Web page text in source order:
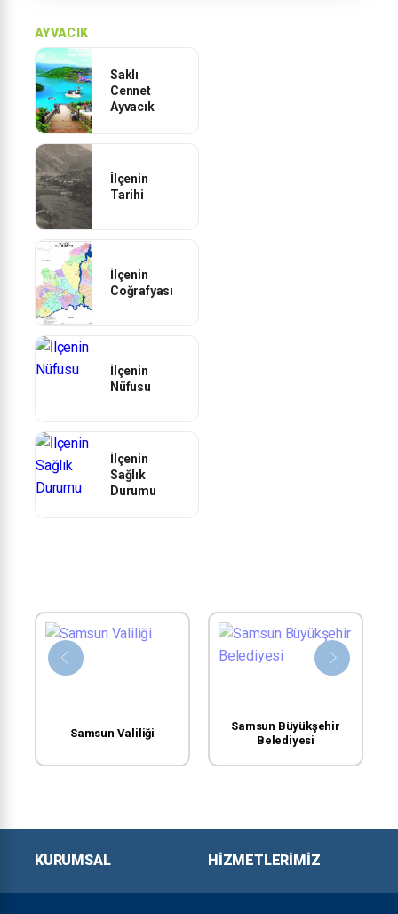
AYVACIK
Saklı
Cennet
Ayvacık
İlçenin
Tarihi
İlçenin
Coğrafyası
İlçenin
Nüfusu
İlçenin
Sağlık
Durumu
Samsun Valiliği
Samsun Büyükşehir
Belediyesi
KURUMSAL HIZMETLERIMIZ